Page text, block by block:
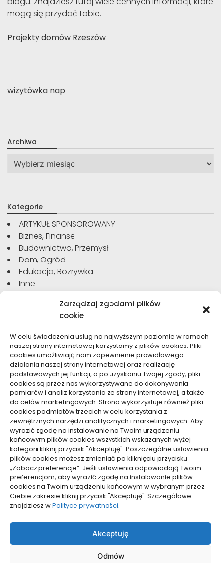
Zarządzaj zgodami plików
cookie
W celu świadczenia usług na najwyższym poziomie w ramach
naszej strony internetowej korzystamy z plików cookies. Pliki
cookies umożliwiają nam zapewnienie prawidłowego
działania naszej strony internetowej oraz realizację
podstawowych jej funkcji, a po uzyskaniu Twojej zgody, pliki
cookies są przez nas wykorzystywane do dokonywania
pomiarów i analiz korzystania ze strony internetowej, a także
do celów marketingowych. Strona wykorzystuje również pliki
cookies podmiotów trzecich w celu korzystania z
zewnętrznych narzędzi analitycznych i marketingowych. Aby
wyrazić zgodę na instalowanie na Twoim urządzeniu
końcowym plików cookies wszystkich wskazanych wyżej
kategorii kliknij przycisk "Akceptuję". Poszczególne ustawienia
plików cookies możesz zmieniać po kliknięciu przycisku
„Zobacz preferencje”. Jeśli ustawienia odpowiadają Twoim
preferencjom, aby wyrazić zgodę na instalowanie plików
cookies na Twoim urządzeniu końcowym w wybranym przez
Ciebie zakresie kliknij przycisk "Akceptuję". Szczegółowe
znajdziesz wPolityce prywatności.
Akceptuję
Odmów
mogą się przydać tobie.
Projekty domów Rzeszów
wizytówka nap
Archiwa
Archiwa
Kategorie
ARTYKUŁ SPONSOROWANY
Biznes, Finanse
Budownictwo, Przemysł
Dom, Ogród
Edukacja, Rozrywka
Inne
Motoryzacja, Transport
Sport, Turystyka
Usługi
Zdrowie, Medycyna
Dolącz do nas
Lubisz pisać teksty i chciałbyś się podzielić swoją
wiedzą z innymi? Dołącz do nas już teraz. Podziel się
swoją wiedzą z innymi.
Polityka plików cookies (EU)
Polityka prywatności